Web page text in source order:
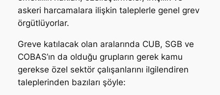
askeri harcamalara ilişkin taleplerle genel grev
örgütlüyorlar.
Greve katılacak olan aralarında CUB, SGB ve
COBAS’ın da olduğu grupların gerek kamu
gerekse özel sektör çalışanlarını ilgilendiren
taleplerinden bazıları şöyle: